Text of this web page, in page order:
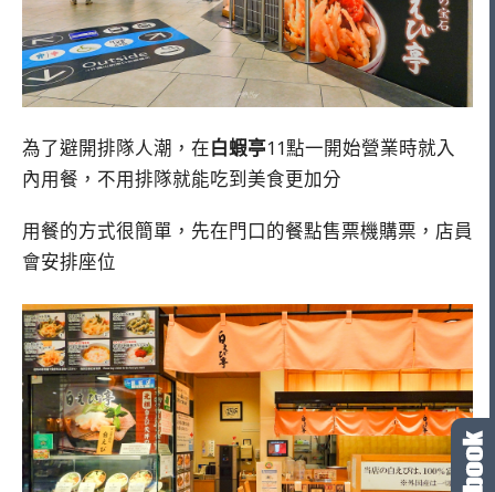
為了避開排隊人潮，在白蝦亭11點一開始營業時就入
內用餐，不用排隊就能吃到美食更加分
用餐的方式很簡單，先在門口的餐點售票機購票，店員
會安排座位